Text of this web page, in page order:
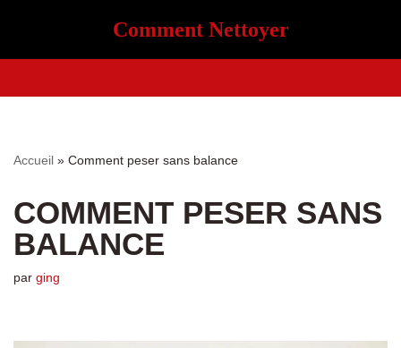
Comment Nettoyer
Accueil » Comment peser sans balance
COMMENT PESER SANS
BALANCE
par ging